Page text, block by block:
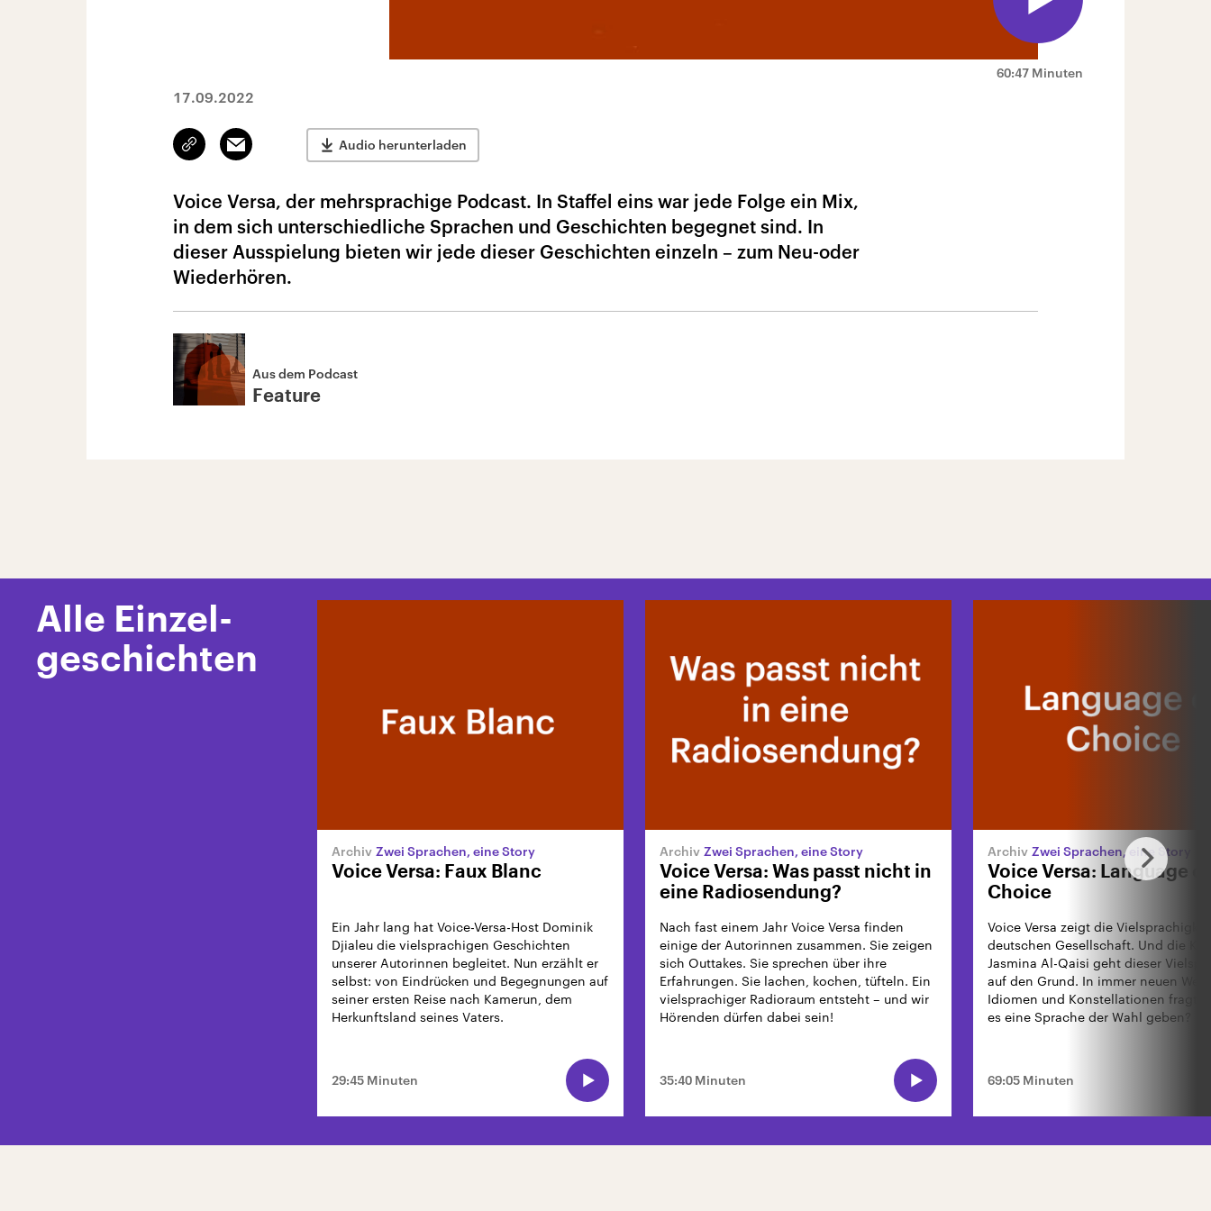
60:47 Minuten
17.09.2022
Link
kopieren/teilen
Email Audio herunterladen
Voice Versa, der mehrsprachige Podcast. In Staffel eins war jede Folge ein Mix,
in dem sich unterschiedliche Sprachen und Geschichten begegnet sind. In
dieser Ausspielung bieten wir jede dieser Geschichten einzeln – zum Neu-oder
Wiederhören.
Aus dem Podcast
Feature
Alle Einzel-
geschichten
Zwei Sprachen, eine Story
Voice Versa: Faux Blanc
Ein Jahr lang hat Voice-Versa-Host Dominik
Djialeu die vielsprachigen Geschichten
unserer Autorinnen begleitet. Nun erzählt er
selbst: von Eindrücken und Begegnungen auf
seiner ersten Reise nach Kamerun, dem
Herkunftsland seines Vaters.
29:45 Minuten
Zwei Sprachen, eine Story
Voice Versa: Was passt nicht in
eine Radiosendung?
Nach fast einem Jahr Voice Versa finden
einige der Autorinnen zusammen. Sie zeigen
sich Outtakes. Sie sprechen über ihre
Erfahrungen. Sie lachen, kochen, tüfteln. Ein
vielsprachiger Radioraum entsteht – und wir
Hörenden dürfen dabei sein!
35:40 Minuten
Zwei Sprachen, eine Story
Voice Versa: Language of
Choice
Voice Versa zeigt die
deutschen Gesellschaft. Und die
Jasmina Al-Qaisi geht dieser
auf den Grund. In immer neuen
Idiomen und Konstellationen fragt
es eine Sprache der Wahl geben?
69:05 Minuten